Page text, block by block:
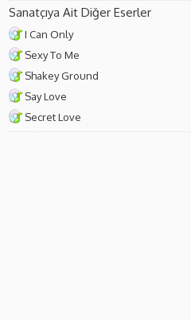
Sanatçıya Ait Diğer Eserler
I Can Only
Sexy To Me
Shakey Ground
Say Love
Secret Love